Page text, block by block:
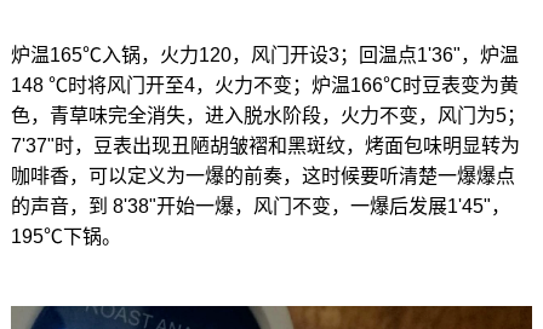
炉温165℃入锅，火力120，风门开设3；回温点1'36"，炉温
148 ℃时将风门开至4，火力不变；炉温166℃时豆表变为黄
色，青草味完全消失，进入脱水阶段，火力不变，风门为5；
7'37"时，豆表出现丑陋胡皱褶和黑斑纹，烤面包味明显转为
咖啡香，可以定义为一爆的前奏，这时候要听清楚一爆爆点
的声音，到 8'38"开始一爆，风门不变，一爆后发展1'45"，
195℃下锅。